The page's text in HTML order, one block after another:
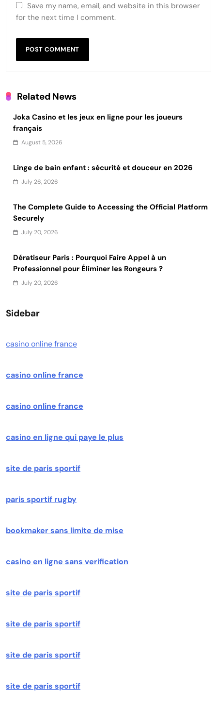
Save my name, email, and website in this browser
for the next time I comment.
Related News
Joka Casino et les jeux en ligne pour les joueurs
français
August 5, 2026
Linge de bain enfant : sécurité et douceur en 2026
July 26, 2026
The Complete Guide to Accessing the Official Platform
Securely
July 20, 2026
Dératiseur Paris : Pourquoi Faire Appel à un
Professionnel pour Éliminer les Rongeurs ?
July 20, 2026
Sidebar
casino online france
casino online france
casino online france
casino en ligne qui paye le plus
site de paris sportif
paris sportif rugby
bookmaker sans limite de mise
casino en ligne sans verification
site de paris sportif
site de paris sportif
site de paris sportif
site de paris sportif